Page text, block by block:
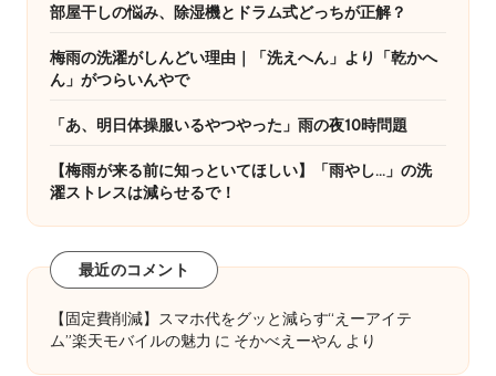
部屋干しの悩み、除湿機とドラム式どっちが正解？
梅雨の洗濯がしんどい理由｜「洗えへん」より「乾かへ
ん」がつらいんやで
「あ、明日体操服いるやつやった」雨の夜10時問題
【梅雨が来る前に知っといてほしい】「雨やし…」の洗
濯ストレスは減らせるで！
最近のコメント
【固定費削減】スマホ代をグッと減らす“えーアイテ
ム”楽天モバイルの魅力 に そかべえーやん より